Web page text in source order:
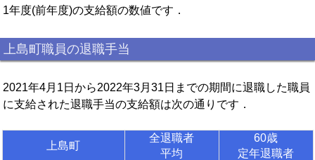
1年度(前年度)の支給額の数値です．
上島町職員の退職手当
2021年4月1日から2022年3月31日までの期間に退職した職員
に支給された退職手当の支給額は次の通りです．
上島町
全退職者
平均
60歳
定年退職者